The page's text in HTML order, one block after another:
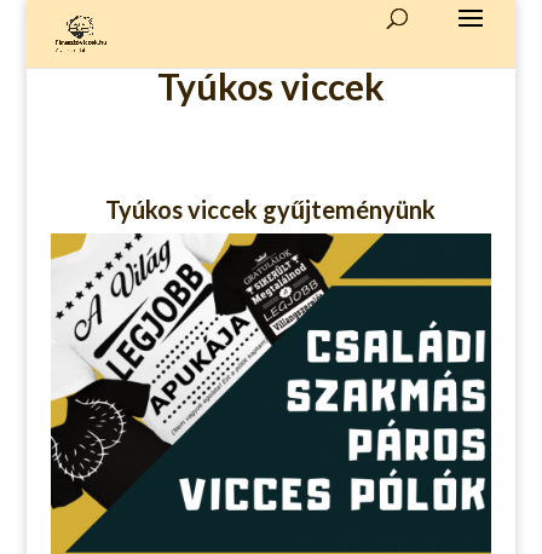
Tyúkos viccek
Tyúkos viccek gyűjteményünk